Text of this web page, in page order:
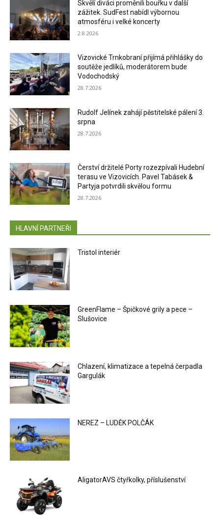
Skvělí diváci proměnili bouřku v další
zážitek. SudFest nabídl výbornou
atmosféru i velké koncerty
2.8.2026
Vizovické Trnkobraní přijímá přihlášky do
soutěže jedlíků, moderátorem bude
Vodochodský
28.7.2026
Rudolf Jelínek zahájí pěstitelské pálení 3.
srpna
28.7.2026
Čerství držitelé Porty rozezpívali Hudební
terasu ve Vizovicích. Pavel Tabásek &
Partyja potvrdili skvělou formu
28.7.2026
HLAVNÍ PARTNEŘI
Tristol interiér
GreenFlame – Špičkové grily a pece –
Slušovice
Chlazení, klimatizace a tepelná čerpadla
Gargulák
NEREZ – LUDĚK POLČÁK
AligatorAVS čtyřkolky, příslušenství